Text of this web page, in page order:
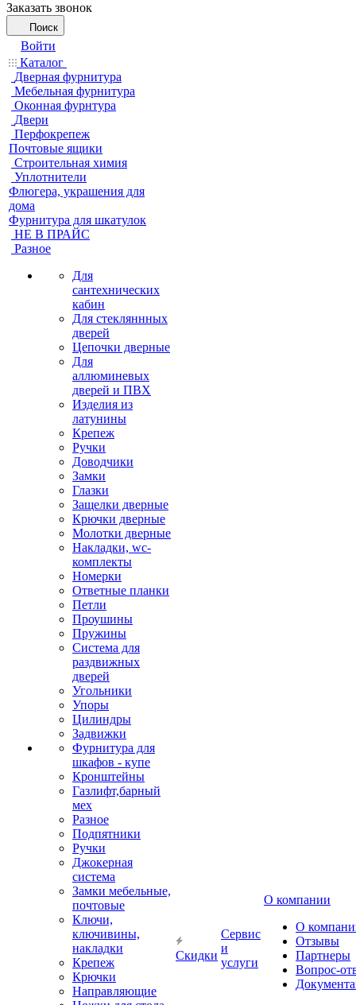
Заказать звонок
Поиск
Войти
Каталог
Дверная фурнитура
Мебельная фурнитура
Оконная фурнтура
Двери
Перфокрепеж
Почтовые ящики
Строительная химия
Уплотнители
Флюгера, украшения для
дома
Фурнитура для шкатулок
НЕ В ПРАЙС
Разное
Для
сантехнических
кабин
Для стекляннных
дверей
Цепочки дверные
Для
аллюминевых
дверей и ПВХ
Изделия из
латунины
Крепеж
Ручки
Доводчики
Замки
Глазки
Защелки дверные
Крючки дверные
Молотки дверные
Накладки, wc-
комплекты
Номерки
Ответные планки
Петли
Проушины
Пружины
Система для
раздвижных
дверей
Угольники
Упоры
Цилиндры
Задвижки
Фурнитура для
шкафов - купе
Кронштейны
Газлифт,барный
мех
Разное
Подпятники
Ручки
Джокерная
система
Замки мебельные,
почтовые
Ключи,
ключивины,
накладки
Крепеж
Крючки
Направляющие
Скидки
Сервис
и
услуги
О компании
О
Отзывы
Партнеры
Вопрос-